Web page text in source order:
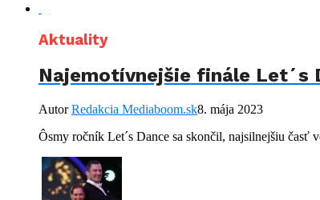
Aktuality
Najemotívnejšie finále Let´s
AutorRedakcia Mediaboom.sk8. mája 2023
Ôsmy ročník Let´s Dance sa skončil, najsilnejšiu časť